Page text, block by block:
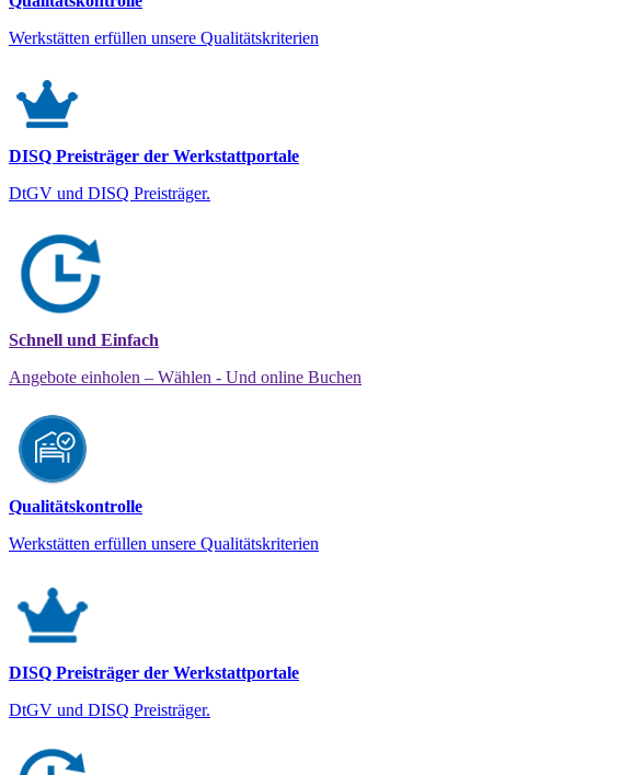
Werkstätten erfüllen unsere Qualitätskriterien
DISQ Preisträger der Werkstattportale
DtGV und DISQ Preisträger.
Schnell und Einfach
Angebote einholen – Wählen - Und online Buchen
Qualitätskontrolle
Werkstätten erfüllen unsere Qualitätskriterien
DISQ Preisträger der Werkstattportale
DtGV und DISQ Preisträger.